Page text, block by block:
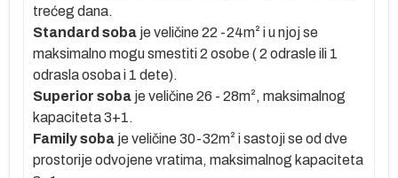
trećeg dana.
Standard soba je veličine 22 -24m² i u njoj se
maksimalno mogu smestiti 2 osobe ( 2 odrasle ili 1
odrasla osoba i 1 dete).
Superior soba je veličine 26 - 28m², maksimalnog
kapaciteta 3+1.
Family soba je veličine 30-32m² i sastoji se od dve
prostorije odvojene vratima, maksimalnog kapaciteta